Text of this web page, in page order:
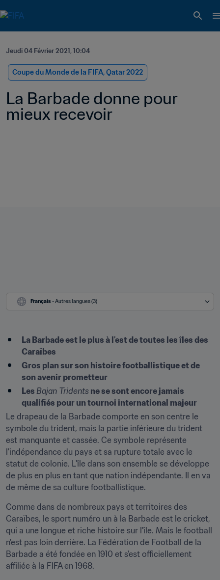
Jeudi 04 Février 2021, 10:04
Coupe du Monde de la FIFA, Qatar 2022
La Barbade donne pour
mieux recevoir
Français - Autres langues (3)
La Barbade est le plus à l'est de toutes les îles des
Caraïbes
Gros plan sur son histoire footballistique et de
son avenir prometteur
Les Bajan Tridents ne se sont encore jamais
qualifiés pour un tournoi international majeur
Le drapeau de la Barbade comporte en son centre le
symbole du trident, mais la partie inférieure du trident
est manquante et cassée. Ce symbole représente
l'indépendance du pays et sa rupture totale avec le
statut de colonie. L'île dans son ensemble se développe
de plus en plus en tant que nation indépendante. Il en va
de même de sa culture footballistique.
Comme dans de nombreux pays et territoires des
Caraïbes, le sport numéro un à la Barbade est le cricket,
qui a une longue et riche histoire sur l'île. Mais le football
n'est pas loin derrière. La Fédération de Football de la
Barbade a été fondée en 1910 et s'est officiellement
affiliée à la FIFA en 1968.